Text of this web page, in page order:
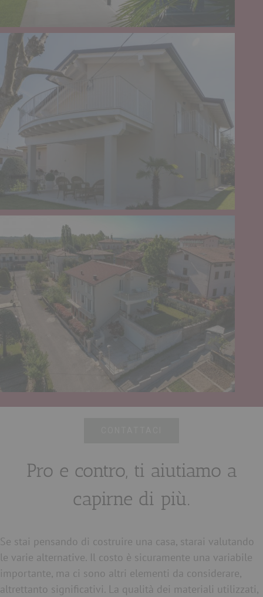
Pro e contro, ti aiutiamo a
capirne di più.
Se stai pensando di costruire una casa, starai valutando
le varie alternative. Il costo è sicuramente una variabile
importante, ma ci sono altri elementi da considerare,
altrettanto significativi. La qualità dei materiali utilizzati,